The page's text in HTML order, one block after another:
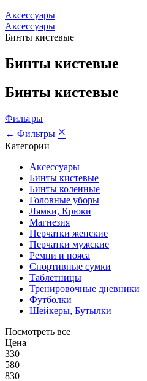
Аксессуары
Аксессуары
Бинты кистевые
Бинты кистевые
Бинты кистевые
Фильтры
← Фильтры ×
Категории
Аксессуары
Бинты кистевые
Бинты коленные
Головные уборы
Лямки, Крюки
Магнезия
Перчатки женские
Перчатки мужские
Ремни и пояса
Спортивные сумки
Таблетницы
Тренировочные дневники
Футболки
Шейкеры, Бутылки
Посмотреть все
Цена
330
580
830